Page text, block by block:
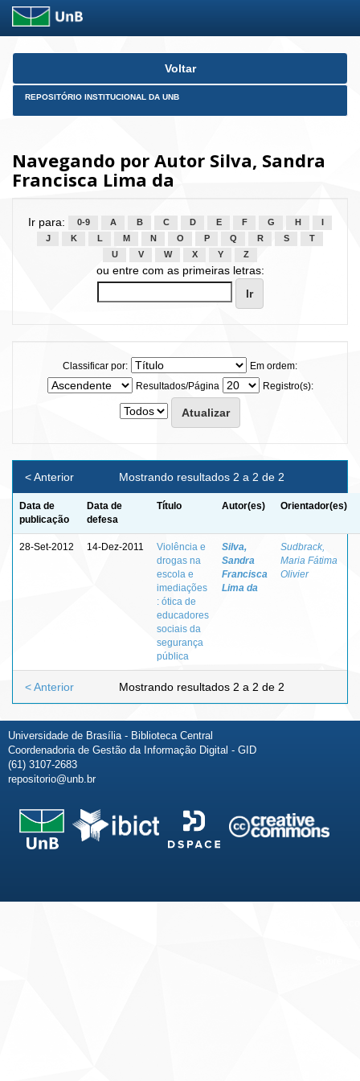
Skip
Voltar
REPOSITÓRIO INSTITUCIONAL DA UNB
Navegando por Autor Silva, Sandra
Francisca Lima da
Ir para: 0-9 A B C D E F G H
J
K L M N O P Q R S
T
U
V W X Y Z
ou entre com as primeiras letras:
Classificar por:
Em ordem:
Resultados/Página
Registro(s):
Mostrando resultados 2 a 2 de 2
< Anterior
Data de
publicação
Data de
defesa
Título Autor(es) Orientador(es)
28-Set-2012 14-Dez-2011
Violência e
drogas na
escola e
imediações
: ótica de
educadores
sociais da
segurança
pública
Silva,
Sandra
Francisca
Lima da
Sudbrack,
Maria Fátima
Olivier
Mostrando resultados 2 a 2 de 2
< Anterior
Universidade de Brasília - Biblioteca Central
Coordenadoria de Gestão da Informação Digital - GID
(61) 3107-2683
repositorio@unb.br